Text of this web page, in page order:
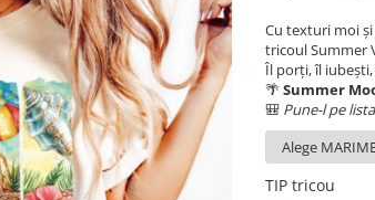
Cu texturi moi
tricoul Summer
Îl porți, îl
🌴 Summer
🎒 Pune-l pe
TIP tricou